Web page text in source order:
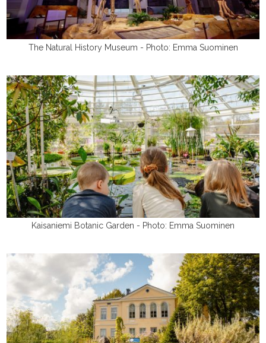
The Natural History Museum - Photo: Emma Suominen
Kaisaniemi Botanic Garden - Photo: Emma Suominen